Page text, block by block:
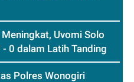
Uvomi Solo
0 dalam Latih Tanding
Polres Wonogiri